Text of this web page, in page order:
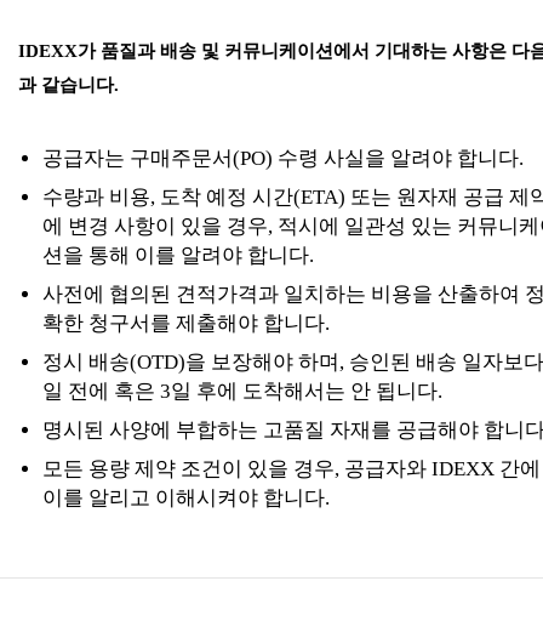
IDEXX가 품질과 배송 및 커뮤니케이션에서 기대하는 사항은 다
과 같습니다.
공급자는 구매주문서(PO) 수령 사실을 알려야 합니다.
수량과 비용, 도착 예정 시간(ETA) 또는 원자재 공급 제
에 변경 사항이 있을 경우, 적시에 일관성 있는 커뮤니
션을 통해 이를 알려야 합니다.
사전에 협의된 견적가격과 일치하는 비용을 산출하여
확한 청구서를 제출해야 합니다.
정시 배송(OTD)을 보장해야 하며, 승인된 배송 일자보
일 전에 혹은 3일 후에 도착해서는 안 됩니다.
명시된 사양에 부합하는 고품질 자재를 공급해야 합니
모든 용량 제약 조건이 있을 경우, 공급자와 IDEXX 간에
이를 알리고 이해시켜야 합니다.